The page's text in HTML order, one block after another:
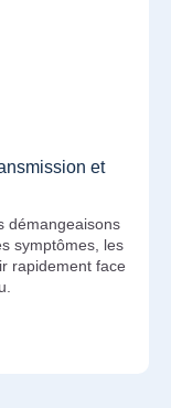
et
démangeaisons
symptômes, les
rapidement face